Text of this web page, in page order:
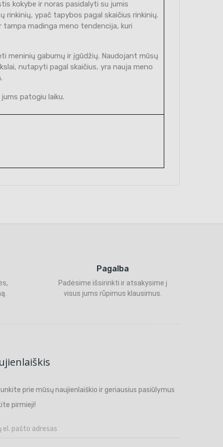
kokybe ir noras pasidalyti su jumis
rinkinių, ypač tapybos pagal skaičius rinkinių.
tampa madinga meno tendencija, kuri
meninių gabumų ir įgūdžių. Naudojant mūsų
nutapyti pagal skaičius, yra nauja meno
patogiu laiku.
Pagalba
Padėsime išsirinkti ir atsakysime į
visus jums rūpimus klausimus.
prie mūsų naujienlaiškio ir geriausius pasiūlymus
pirmieji!